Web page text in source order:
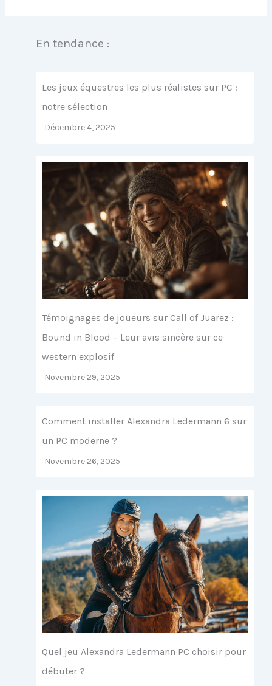
En tendance :
Les jeux équestres les plus réalistes sur PC :
notre sélection
Décembre 4, 2025
Témoignages de joueurs sur Call of Juarez :
Bound in Blood – Leur avis sincère sur ce
western explosif
Novembre 29, 2025
Comment installer Alexandra Ledermann 6 sur
un PC moderne ?
Novembre 26, 2025
Quel jeu Alexandra Ledermann PC choisir pour
débuter ?